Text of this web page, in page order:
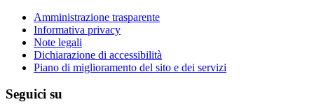
Amministrazione trasparente
Informativa privacy
Note legali
Dichiarazione di accessibilità
Piano di miglioramento del sito e dei servizi
Seguici su